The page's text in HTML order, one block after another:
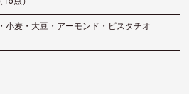
小麦・大豆・アーモンド・ピスタチオ